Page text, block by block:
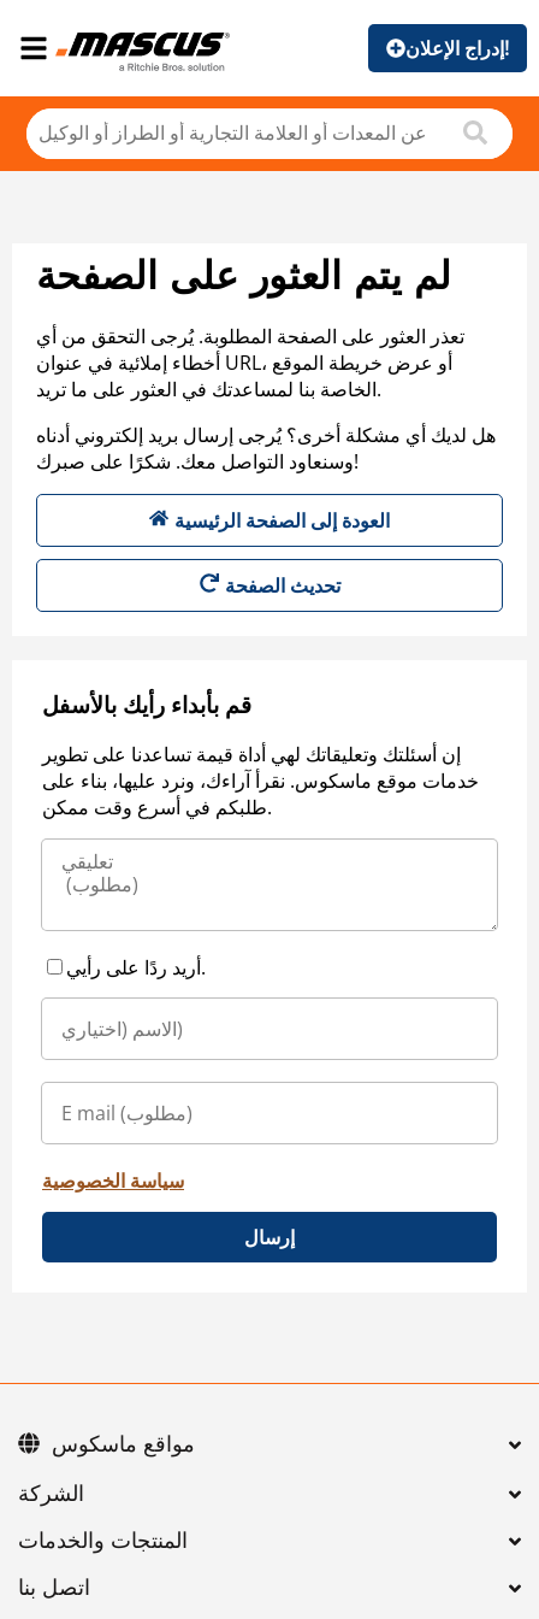
إدراج الإعلان!
لم يتم العثور على الصفحة
تعذر العثور على الصفحة المطلوبة. يُرجى التحقق من أي
أخطاء إملائية في عنوان URL، أو عرض خريطة الموقع
الخاصة بنا لمساعدتك في العثور على ما تريد.
هل لديك أي مشكلة أخرى؟ يُرجى إرسال بريد إلكتروني أدناه
وسنعاود التواصل معك. شكرًا على صبرك!
العودة إلى الصفحة الرئيسية
تحديث الصفحة
قم بأبداء رأيك بالأسفل
إن أسئلتك وتعليقاتك لهي أداة قيمة تساعدنا على تطوير
خدمات موقع ماسكوس. نقرأ آراءك، ونرد عليها، بناء على
طلبكم في أسرع وقت ممكن.
أريد ردًا على رأيي.
سياسة الخصوصية
إرسال
اتصل بنا
مواقع ماسكوس